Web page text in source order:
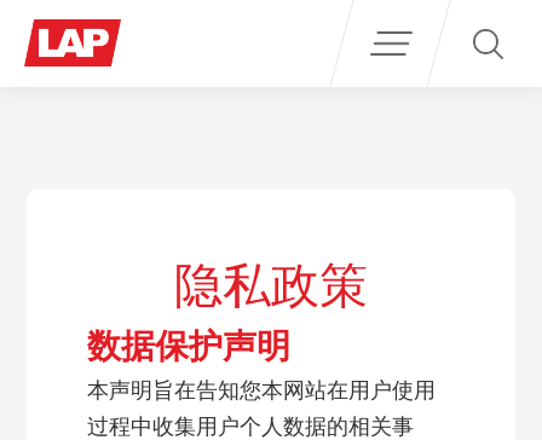
隐私政策
数据保护声明
本声明旨在告知您本网站在用户使用
过程中收集用户个人数据的相关事